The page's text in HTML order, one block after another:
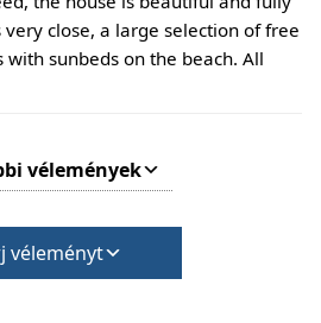
close, a large selection of free
with sunbeds on the beach. All
vélemények
véleményt